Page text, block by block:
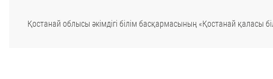
Қостанай облысы әкімдігі білім басқармасының «Қостанай қаласы